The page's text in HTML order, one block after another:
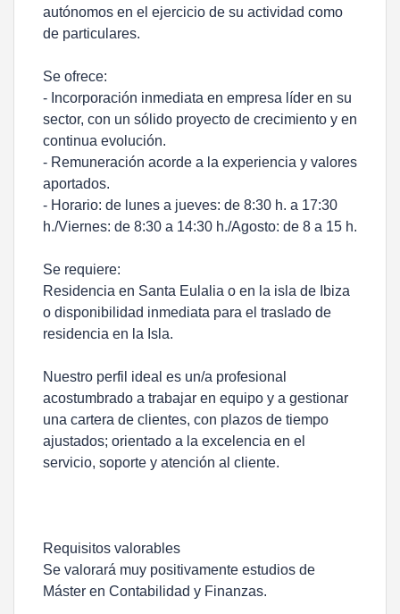
autónomos en el ejercicio de su actividad como
de particulares.
Se ofrece:
- Incorporación inmediata en empresa líder en su
sector, con un sólido proyecto de crecimiento y en
continua evolución.
- Remuneración acorde a la experiencia y valores
aportados.
- Horario: de lunes a jueves: de 8:30 h. a 17:30
h./Viernes: de 8:30 a 14:30 h./Agosto: de 8 a 15 h.
Se requiere:
Residencia en Santa Eulalia o en la isla de Ibiza
o disponibilidad inmediata para el traslado de
residencia en la Isla.
Nuestro perfil ideal es un/a profesional
acostumbrado a trabajar en equipo y a gestionar
una cartera de clientes, con plazos de tiempo
ajustados; orientado a la excelencia en el
servicio, soporte y atención al cliente.
Requisitos valorables
Se valorará muy positivamente estudios de
Máster en Contabilidad y Finanzas.